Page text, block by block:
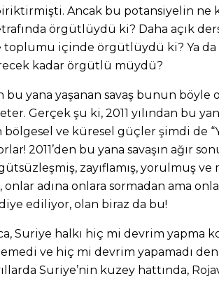
Ancak bu potansiyelin ne
örgütlüydü ki? Daha açık
toplumu içinde örgütlüydü ki? Ya da
kadar örgütlü müydü?
bu yana yaşanan savaş bunun böyle
Gerçek şu ki, 2011 yılından bu
bölgesel ve küresel güçler şimdi de
2011’den bu yana savaşın ağır
zayıflamış, yorulmuş
adına onlara sormadan ama
ediliyor, olan biraz da bu!
Suriye halkı hiç mi devrim yapma
ve hiç mi devrim yapamadı
Suriye’nin kuzey hattında,